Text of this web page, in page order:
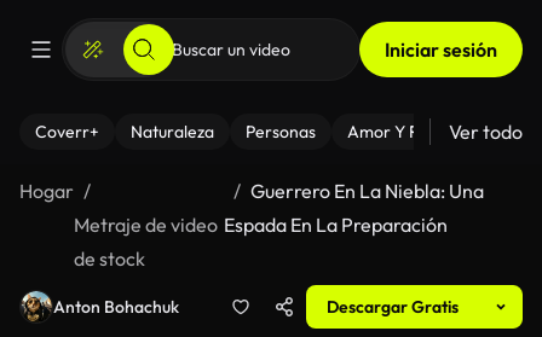
Iniciar sesión
Coverr+ Naturaleza Personas Amor Y Relaciones
Ver todo
Hogar
Metraje de video
de stock
Guerrero En La Niebla: Una
Espada En La Preparación
Anton Bohachuk Descargar Gratis